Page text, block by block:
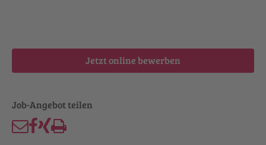
Jetzt online bewerben